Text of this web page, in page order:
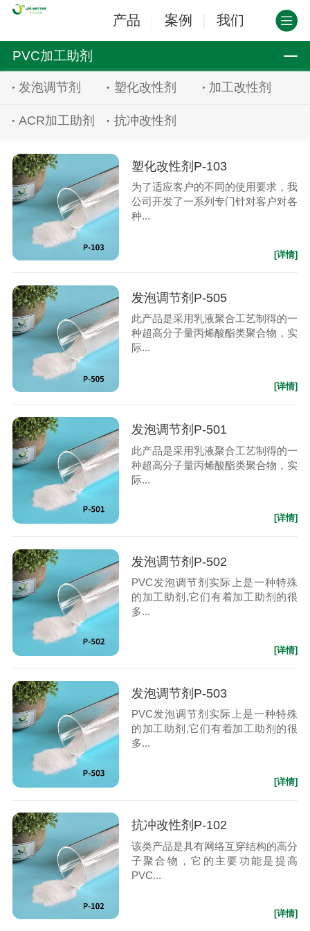
产品 案例 我们
PVC加工助剂
发泡调节剂 塑化改性剂 加工改性剂
ACR加工助剂 抗冲改性剂
塑化改性剂P-103
为了适应客户的不同的使用要求，我
公司开发了一系列专门针对客户对各
种...
[详情]
发泡调节剂P-505
此产品是采用乳液聚合工艺制得的一
种超高分子量丙烯酸酯类聚合物，实
际...
[详情]
发泡调节剂P-501
此产品是采用乳液聚合工艺制得的一
种超高分子量丙烯酸酯类聚合物，实
际...
[详情]
发泡调节剂P-502
PVC发泡调节剂实际上是一种特殊
的加工助剂,它们有着加工助剂的很
多...
[详情]
发泡调节剂P-503
PVC发泡调节剂实际上是一种特殊
的加工助剂,它们有着加工助剂的很
多...
[详情]
抗冲改性剂P-102
该类产品是具有网络互穿结构的高分
子聚合物，它的主要功能是提高
PVC...
[详情]